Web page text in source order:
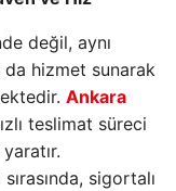
değil, aynı
da hizmet sunarak
Ankara
teslimat süreci
sırasında, sigortalı